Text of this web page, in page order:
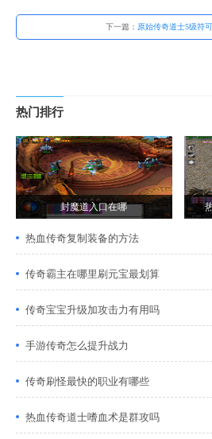
下一篇： 原始传奇道士5级符
热门排行
封魔道入口在哪
热血传奇复制装备的方法
传奇霸主在哪里刷元宝最划算
传奇宝宝升级加攻击力有用吗
手游传奇怎么提升战力
传奇刷怪最快的职业有哪些
热血传奇道士嗜血术是群攻吗